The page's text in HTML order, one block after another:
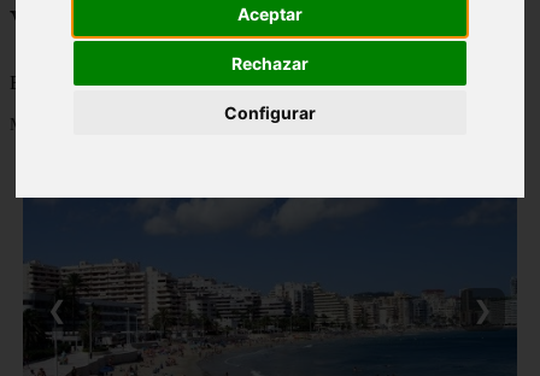
Aceptar
Rechazar
Configurar
Viajes a la Patagonia
Blog sobre la Patagonia en particular y sobre turismo en general
Mostrando 1 - 24 de 479 artículos
❮ ❯